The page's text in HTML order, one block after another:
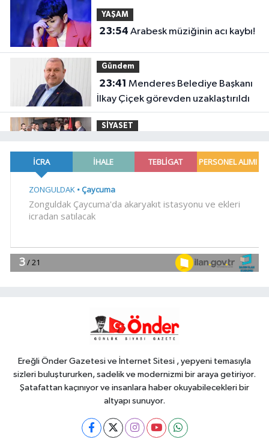
YAŞAM
23:54 Arabesk müziğinin acı kaybı!
Gündem
23:41
İlkay Çiçek görevden uzaklaştırıldı
SİYASET
katılımlar... Gürsel Tekin: Birlikte
başaracağız
23:29Anadolu Otoyolu'nda
19:59
ETMEDİLER!..”
Ereğli Önder Gazetesi ve İnternet Sitesi , yepyeni temasıyla
sizleri buluştururken, sadelik ve modernizmi bir araya getiriyor.
Şatafattan kaçınıyor ve insanlara haber okuyabilecekleri bir
altyapı sunuyor.